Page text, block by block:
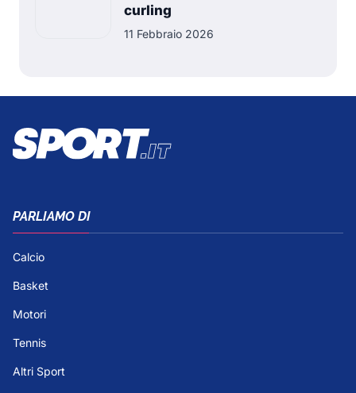
curling
11 Febbraio 2026
PARLIAMO DI
Calcio
Basket
Motori
Tennis
Altri Sport